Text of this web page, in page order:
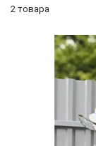
2 товара